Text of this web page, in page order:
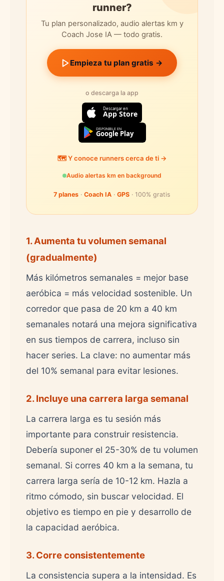
runner?
Tu plan personalizado, audio alertas km y
Coach Jose IA — todo gratis.
Empieza tu plan gratis →
o descarga la app
Descargar en
App Store
DISPONIBLE EN
Google Play
🗺️ Y conoce runners cerca de ti →
Audio alertas km en background
7 planes · Coach IA · GPS · 100% gratis
1. Aumenta tu volumen semanal
(gradualmente)
Más kilómetros semanales = mejor base
aeróbica = más velocidad sostenible. Un
corredor que pasa de 20 km a 40 km
semanales notará una mejora significativa
en sus tiempos de carrera, incluso sin
hacer series. La clave: no aumentar más
del 10% semanal para evitar lesiones.
2. Incluye una carrera larga semanal
La carrera larga es tu sesión más
importante para construir resistencia.
Debería suponer el 25-30% de tu volumen
semanal. Si corres 40 km a la semana, tu
carrera larga sería de 10-12 km. Hazla a
ritmo cómodo, sin buscar velocidad. El
objetivo es tiempo en pie y desarrollo de
la capacidad aeróbica.
3. Corre consistentemente
La consistencia supera a la intensidad. Es